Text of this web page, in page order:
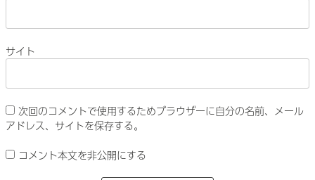
サイト
次回のコメントで使用するためブラウザーに自分の名前、メール
アドレス、サイトを保存する。
コメント本文を非公開にする